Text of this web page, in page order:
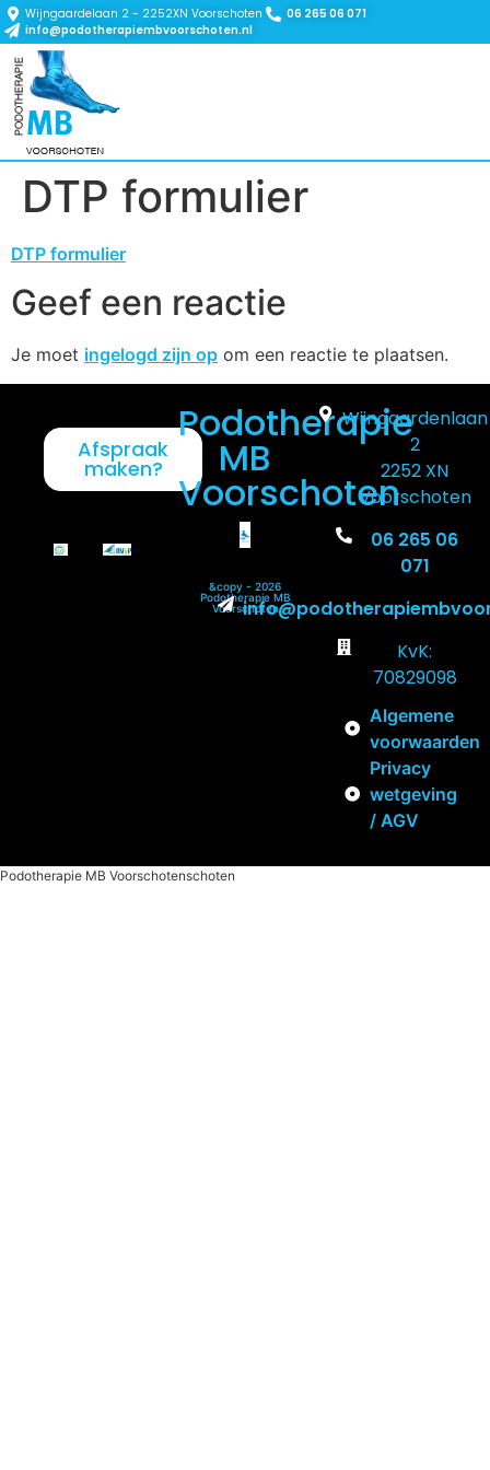
Wijngaardelaan 2 - 2252XN Voorschoten
06 265 06 071
info@podotherapiembvoorschoten.nl
DTP formulier
DTP formulier
Geef een reactie
Je moet ingelogd zijn op om een reactie te plaatsen.
Afspraak
maken?
Podotherapie
MB
Voorschoten
&copy - 2026
Podotherapie MB
Voorschoten
Wijngaardenlaan
2
2252 XN
Voorschoten
06 265 06
071
KvK:
70829098
Algemene
voorwaarden
Privacy
wetgeving
/ AGV
Podotherapie MB Voorschotenschoten